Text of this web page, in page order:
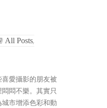
All Posts,
愛攝影的朋友被
悶不樂。其實只
市增添色彩和動